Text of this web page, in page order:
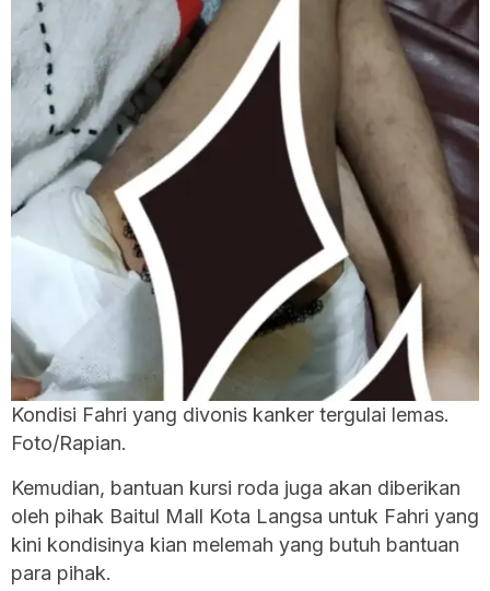
Kondisi Fahri yang divonis kanker tergulai lemas.
Foto/Rapian.
Kemudian, bantuan kursi roda juga akan diberikan
oleh pihak Baitul Mall Kota Langsa untuk Fahri yang
kini kondisinya kian melemah yang butuh bantuan
para pihak.